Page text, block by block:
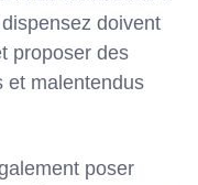
doivent
proposer des
et malentendus
poser